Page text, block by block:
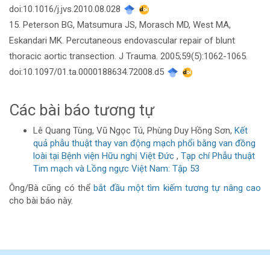
doi:10.1016/j.jvs.2010.08.028
15. Peterson BG, Matsumura JS, Morasch MD, West MA,
Eskandari MK. Percutaneous endovascular repair of blunt
thoracic aortic transection. J Trauma. 2005;59(5):1062-1065.
doi:10.1097/01.ta.0000188634.72008.d5
Các bài báo tương tự
Lê Quang Tùng, Vũ Ngọc Tú, Phùng Duy Hồng Sơn, Kết
quả phẫu thuật thay van động mạch phổi bằng van đồng
loài tại Bệnh viện Hữu nghị Việt Đức , Tạp chí Phẫu thuật
Tim mạch và Lồng ngực Việt Nam: Tập 53
Ông/Bà cũng có thểbắt đầu một tìm kiếm tương tự nâng cao
cho bài báo này.